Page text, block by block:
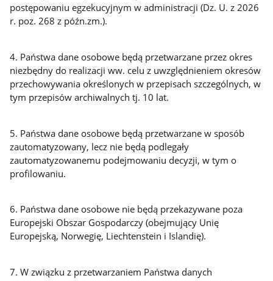
postępowaniu egzekucyjnym w administracji (Dz. U. z 2026
r. poz. 268 z późn.zm.).
4. Państwa dane osobowe będą przetwarzane przez okres
niezbędny do realizacji ww. celu z uwzględnieniem okresów
przechowywania określonych w przepisach szczególnych, w
tym przepisów archiwalnych tj. 10 lat.
5. Państwa dane osobowe będą przetwarzane w sposób
zautomatyzowany, lecz nie będą podlegały
zautomatyzowanemu podejmowaniu decyzji, w tym o
profilowaniu.
6. Państwa dane osobowe nie będą przekazywane poza
Europejski Obszar Gospodarczy (obejmujący Unię
Europejską, Norwegię, Liechtenstein i Islandię).
7. W związku z przetwarzaniem Państwa danych